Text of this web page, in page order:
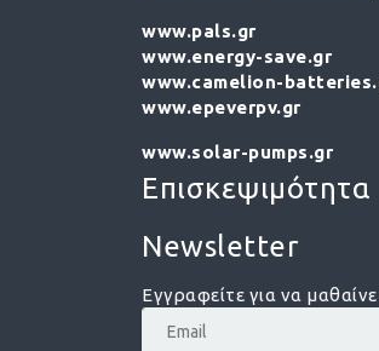
www.pals.gr
www.energy-save.gr
www.camelion-
www.epeverpv.gr
www.solar-pumps.gr
Επισκεψιμότητα
Newsletter
Εγγραφείτε για να